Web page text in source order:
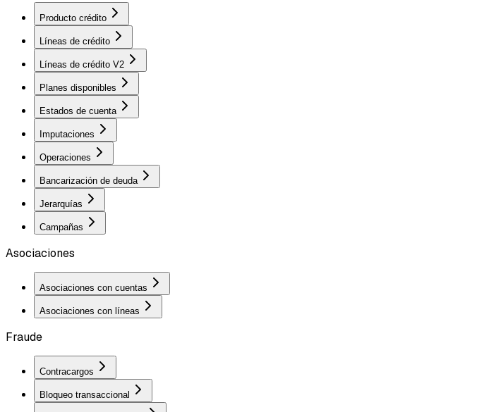
Producto crédito
Líneas de crédito
Líneas de crédito V2
Planes disponibles
Estados de cuenta
Imputaciones
Operaciones
Bancarización de deuda
Jerarquías
Campañas
Asociaciones
Asociaciones con cuentas
Asociaciones con líneas
Fraude
Contracargos
Bloqueo transaccional